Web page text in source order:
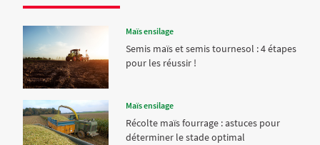
Maïs ensilage
Semis maïs et semis tournesol : 4 étapes
pour les réussir !
Maïs ensilage
Récolte maïs fourrage : astuces pour
déterminer le stade optimal